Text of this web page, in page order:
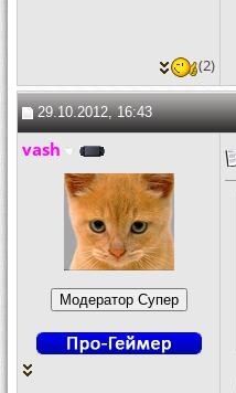
(2)
29.10.2012, 16:43
vash